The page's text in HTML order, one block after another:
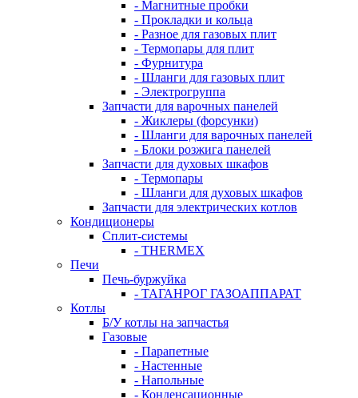
- Магнитные пробки
- Прокладки и кольца
- Разное для газовых плит
- Термопары для плит
- Фурнитура
- Шланги для газовых плит
- Электрогруппа
Запчасти для варочных панелей
- Жиклеры (форсунки)
- Шланги для варочных панелей
- Блоки розжига панелей
Запчасти для духовых шкафов
- Термопары
- Шланги для духовых шкафов
Запчасти для электрических котлов
Кондиционеры
Сплит-системы
- THERMEX
Печи
Печь-буржуйка
- ТАГАНРОГ ГАЗОАППАРАТ
Котлы
Б/У котлы на запчастья
Газовые
- Парапетные
- Настенные
- Напольные
- Конденсационные